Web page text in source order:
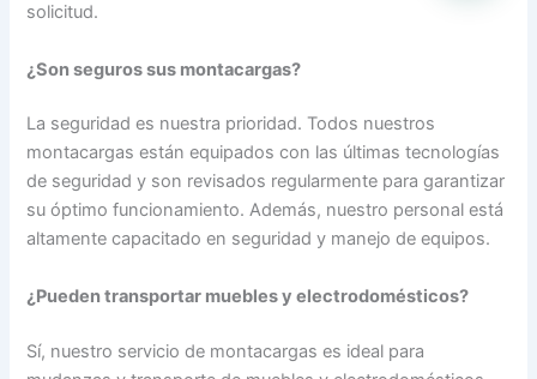
solicitud.
¿Son seguros sus montacargas?
La seguridad es nuestra prioridad. Todos nuestros
montacargas están equipados con las últimas tecnologías
de seguridad y son revisados regularmente para garantizar
su óptimo funcionamiento. Además, nuestro personal está
altamente capacitado en seguridad y manejo de equipos.
¿Pueden transportar muebles y electrodomésticos?
Sí, nuestro servicio de montacargas es ideal para